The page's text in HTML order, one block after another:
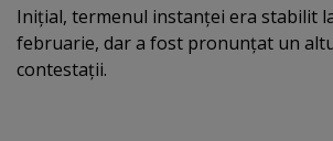
Iniţial, termenul instanţei era stabilit
februarie, dar a fost pronunţat un
contestaţii.